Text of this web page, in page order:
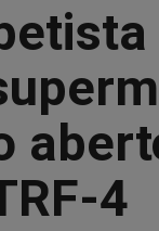
4